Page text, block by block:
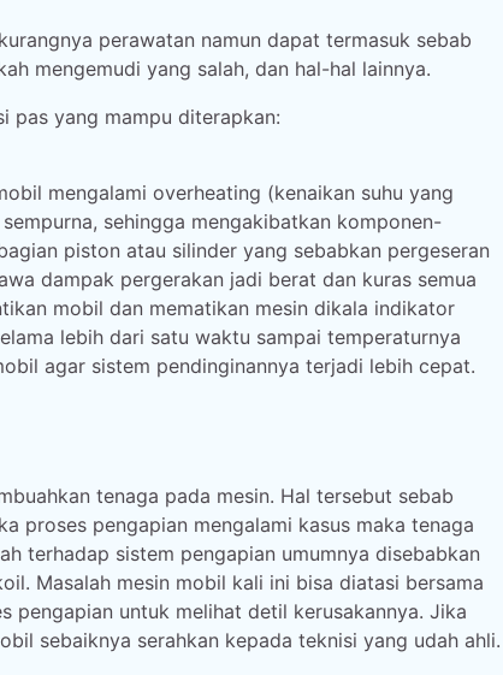
perawatan namun dapat termasuk sebab
mengemudi yang salah, dan hal-hal lainnya.
pas yang mampu diterapkan:
mengalami overheating (kenaikan suhu yang
sehingga mengakibatkan komponen-
piston atau silinder yang sebabkan pergeseran
dampak pergerakan jadi berat dan kuras semua
mobil dan mematikan mesin dikala indikator
lebih dari satu waktu sampai temperaturnya
agar sistem pendinginannya terjadi lebih cepat.
tenaga pada mesin. Hal tersebut sebab
proses pengapian mengalami kasus maka tenaga
terhadap sistem pengapian umumnya disebabkan
Masalah mesin mobil kali ini bisa diatasi bersama
pengapian untuk melihat detil kerusakannya. Jika
sebaiknya serahkan kepada teknisi yang udah ahli.